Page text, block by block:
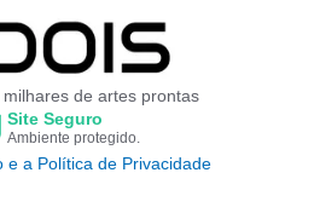
de artes prontas
Site Seguro
Ambiente protegido.
e a Política de Privacidade